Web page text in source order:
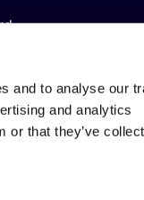
and to analyse our
and analytics
or that they’ve